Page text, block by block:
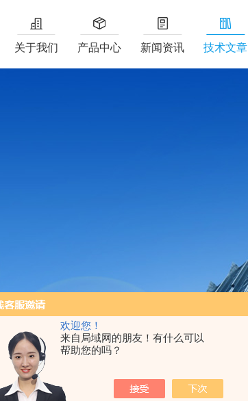
欢迎您！
来自局域网的朋友！有什么可以
帮助您的吗？
关于我们 产品中心 新闻资讯 技术文章